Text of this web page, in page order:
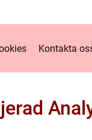
Kontakta